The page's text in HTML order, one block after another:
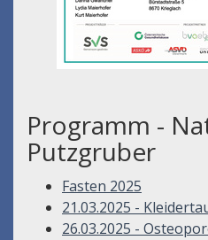
Programm -
Putzgruber
Fasten 2025
21.03.2025 -
26.03.2025 -